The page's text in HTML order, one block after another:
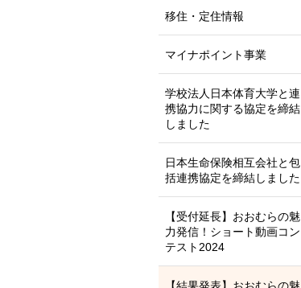
移住・定住情報
マイナポイント事業
学校法人日本体育大学と連
携協力に関する協定を締結
しました
日本生命保険相互会社と包
括連携協定を締結しました
【受付延長】おおむらの魅
力発信！ショート動画コン
テスト2024